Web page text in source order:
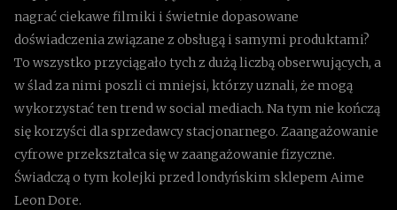
nagrać ciekawe filmiki i świetnie dopasowane
doświadczenia związane z obsługą i samymi produktami?
To wszystko przyciągało tych z dużą liczbą obserwujących, a
w ślad za nimi poszli ci mniejsi, którzy uznali, że mogą
wykorzystać ten trend w social mediach. Na tym nie kończą
się korzyści dla sprzedawcy stacjonarnego. Zaangażowanie
cyfrowe przekształca się w zaangażowanie fizyczne.
Świadczą o tym kolejki przed londyńskim sklepem Aime
Leon Dore.